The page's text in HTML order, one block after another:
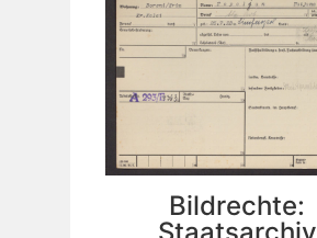
Bildrechte:
Staatsarchiv